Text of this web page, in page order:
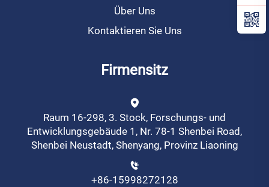
Über Uns
Kontaktieren Sie Uns
Firmensitz
Raum 16-298, 3. Stock, Forschungs- und
Entwicklungsgebäude 1, Nr. 78-1 Shenbei Road,
Shenbei Neustadt, Shenyang, Provinz Liaoning
+86-15998272128